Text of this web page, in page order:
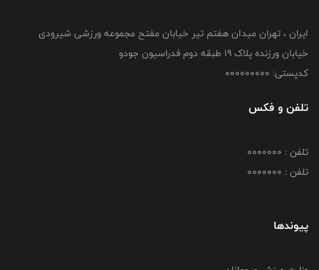
ایران ، تهران میدان هفتم تیر خیابان مفتح مجموعه ورزشی شیرودی
خیابان ورزنده پلاک ۱۹ طبقه دوم فدراسیون جودو
کدپستی: 000000000
تلفن و فکس
تلفن : 0000000
تلفن : 0000000
پیوندها